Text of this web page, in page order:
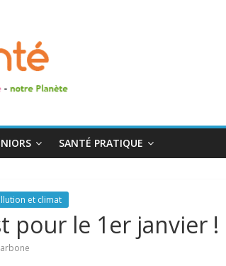
SANTÉ PRATIQUE
et climat
pour le 1er janvier !